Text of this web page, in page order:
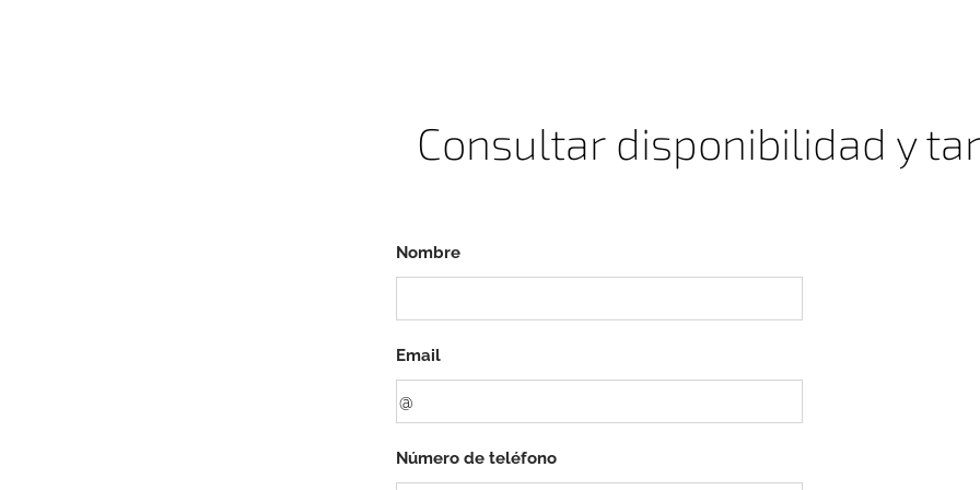
Consultar disponibilidad y
Nombre
Email
Número de teléfono